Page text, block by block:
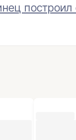
построил